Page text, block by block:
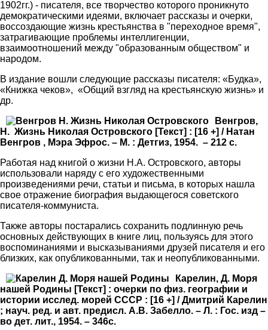
1902гг.) - писателя, все творчество которого проникнуто
демократическими идеями, включает рассказы и очерки,
воссоздающие жизнь крестьянства в "переходное время",
затрагивающие проблемы интеллигенции,
взаимоотношений между "образованным обществом" и
народом.
В издание вошли следующие рассказы писателя: «Будка»,
«Книжка чеков», «Общий взгляд на крестьянскую жизнь» и
др.
Венгров,
Н. Жизнь Николая Островского [Текст] : [16 +] / Натан
Венгров , Мэра Эфрос. – М. : Детгиз, 1954. – 212 с.
Работая над книгой о жизни Н.А. Островского, авторы
использовали наряду с его художественными
произведениями речи, статьи и письма, в которых нашла
свое отражение биография выдающегося советского
писателя-коммуниста.
Также авторы постарались сохранить подлинную речь
основных действующих в книге лиц, пользуясь для этого
воспоминаниями и высказываниями друзей писателя и его
близких, как опубликованными, так и неопубликованными.
Карелин, Д. Моря
нашей Родины [Текст] : очерки по физ. географии и
истории исслед. морей СССР : [16 +] / Дмитрий Карелин
; науч. ред. и авт. предисл. А.В. Забелло. – Л. : Гос. изд –
во дет. лит., 1954. – 346с.